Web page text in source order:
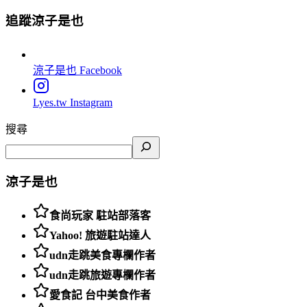
追蹤涼子是也
涼子是也 Facebook
Lyes.tw Instagram
搜尋
涼子是也
食尚玩家 駐站部落客
Yahoo! 旅遊駐站達人
udn走跳美食專欄作者
udn走跳旅遊專欄作者
愛食記 台中美食作者